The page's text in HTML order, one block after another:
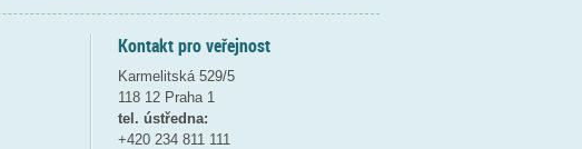
Kontakt pro veřejnost
Karmelitská 529/5
118 12 Praha 1
tel. ústředna:
+420 234 811 111